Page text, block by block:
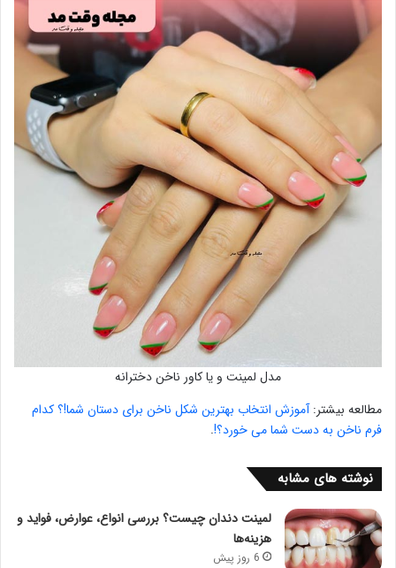
مدل لمینت و یا کاور ناخن دخترانه
مطالعه بیشتر:آموزش انتخاب بهترین شکل ناخن برای دستان شما!؟ کدام
فرم ناخن به دست شما می خورد؟!.
نوشته های مشابه
لمینت دندان چیست؟ بررسی انواع، عوارض، فواید و
هزینه‌ها
6 روز پیش